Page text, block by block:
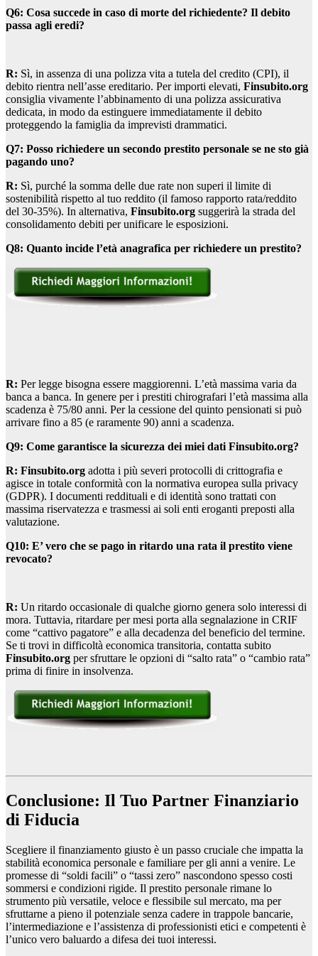
Q6: Cosa succede in caso di morte del richiedente? Il debito
passa agli eredi?
R: Sì, in assenza di una polizza vita a tutela del credito (CPI), il
debito rientra nell’asse ereditario. Per importi elevati, Finsubito.org
consiglia vivamente l’abbinamento di una polizza assicurativa
dedicata, in modo da estinguere immediatamente il debito
proteggendo la famiglia da imprevisti drammatici.
Q7: Posso richiedere un secondo prestito personale se ne sto già
pagando uno?
R: Sì, purché la somma delle due rate non superi il limite di
sostenibilità rispetto al tuo reddito (il famoso rapporto rata/reddito
del 30-35%). In alternativa, Finsubito.org suggerirà la strada del
consolidamento debiti per unificare le esposizioni.
Q8: Quanto incide l’età anagrafica per richiedere un prestito?
R: Per legge bisogna essere maggiorenni. L’età massima varia da
banca a banca. In genere per i prestiti chirografari l’età massima alla
scadenza è 75/80 anni. Per la cessione del quinto pensionati si può
arrivare fino a 85 (e raramente 90) anni a scadenza.
Q9: Come garantisce la sicurezza dei miei dati Finsubito.org?
R: Finsubito.org adotta i più severi protocolli di crittografia e
agisce in totale conformità con la normativa europea sulla privacy
(GDPR). I documenti reddituali e di identità sono trattati con
massima riservatezza e trasmessi ai soli enti eroganti preposti alla
valutazione.
Q10: E’ vero che se pago in ritardo una rata il prestito viene
revocato?
R: Un ritardo occasionale di qualche giorno genera solo interessi di
mora. Tuttavia, ritardare per mesi porta alla segnalazione in CRIF
come “cattivo pagatore” e alla decadenza del beneficio del termine.
Se ti trovi in difficoltà economica transitoria, contatta subito
Finsubito.org per sfruttare le opzioni di “salto rata” o “cambio rata”
prima di finire in insolvenza.
Conclusione: Il Tuo Partner Finanziario
di Fiducia
Scegliere il finanziamento giusto è un passo cruciale che impatta la
stabilità economica personale e familiare per gli anni a venire. Le
promesse di “soldi facili” o “tassi zero” nascondono spesso costi
sommersi e condizioni rigide. Il prestito personale rimane lo
strumento più versatile, veloce e flessibile sul mercato, ma per
sfruttarne a pieno il potenziale senza cadere in trappole bancarie,
l’intermediazione e l’assistenza di professionisti etici e competenti è
l’unico vero baluardo a difesa dei tuoi interessi.